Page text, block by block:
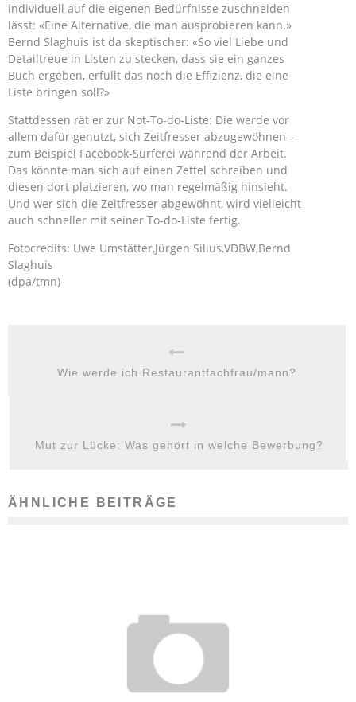
individuell auf die eigenen Bedürfnisse zuschneiden
lässt: «Eine Alternative, die man ausprobieren kann.»
Bernd Slaghuis ist da skeptischer: «So viel Liebe und
Detailtreue in Listen zu stecken, dass sie ein ganzes
Buch ergeben, erfüllt das noch die Effizienz, die eine
Liste bringen soll?»
Stattdessen rät er zur Not-To-do-Liste: Die werde vor
allem dafür genutzt, sich Zeitfresser abzugewöhnen –
zum Beispiel Facebook-Surferei während der Arbeit.
Das könnte man sich auf einen Zettel schreiben und
diesen dort platzieren, wo man regelmäßig hinsieht.
Und wer sich die Zeitfresser abgewöhnt, wird vielleicht
auch schneller mit seiner To-do-Liste fertig.
Fotocredits: Uwe Umstätter,Jürgen Silius,VDBW,Bernd
Slaghuis
(dpa/tmn)
Wie werde ich Restaurantfachfrau/mann?
Mut zur Lücke: Was gehört in welche Bewerbung?
ÄHNLICHE BEITRÄGE